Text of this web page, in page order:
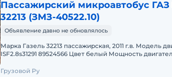
Пассажирский микроавтобус ГАЗ
32213 (ЗМЗ-40522.10)
Объявление давно не обновлялось
Марка Газель 32213 пассажирская, 2011 г.в. Модель
ISF2.8s31291 89524566 Цвет белый Мощность
Грузовой Ру